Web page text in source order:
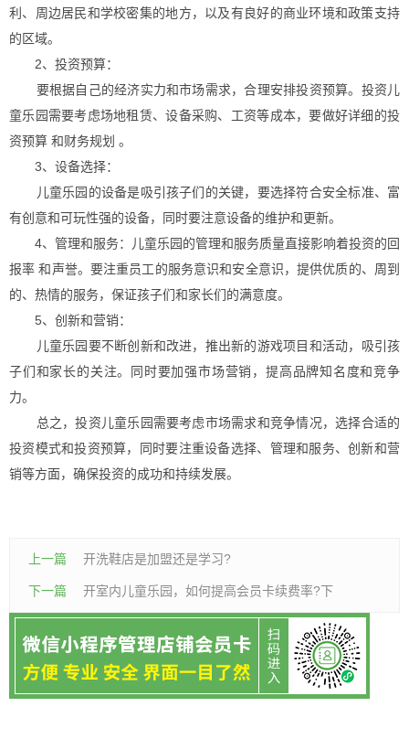
利、周边居民和学校密集的地方，以及有良好的商业环境和政策支持
的区域。
2、投资预算：
要根据自己的经济实力和市场需求，合理安排投资预算。投资儿
童乐园需要考虑场地租赁、设备采购、工资等成本，要做好详细的投
资预算 和财务规划 。
3、设备选择：
儿童乐园的设备是吸引孩子们的关键，要选择符合安全标准、富
有创意和可玩性强的设备，同时要注意设备的维护和更新。
4、管理和服务：儿童乐园的管理和服务质量直接影响着投资的回
报率 和声誉。要注重员工的服务意识和安全意识，提供优质的、周到
的、热情的服务，保证孩子们和家长们的满意度。
5、创新和营销：
儿童乐园要不断创新和改进，推出新的游戏项目和活动，吸引孩
子们和家长的关注。同时要加强市场营销，提高品牌知名度和竞争
力。
总之，投资儿童乐园需要考虑市场需求和竞争情况，选择合适的
投资模式和投资预算，同时要注重设备选择、管理和服务、创新和营
销等方面，确保投资的成功和持续发展。
上一篇 开洗鞋店是加盟还是学习?
下一篇 开室内儿童乐园，如何提高会员卡续费率?下